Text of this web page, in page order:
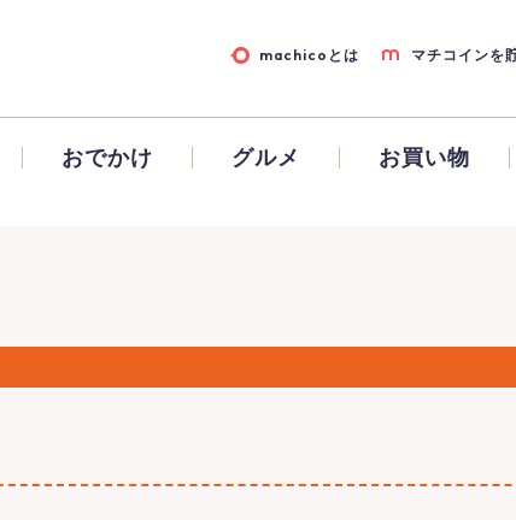
machicoとは マチコインを
おでかけ グルメ お買い物